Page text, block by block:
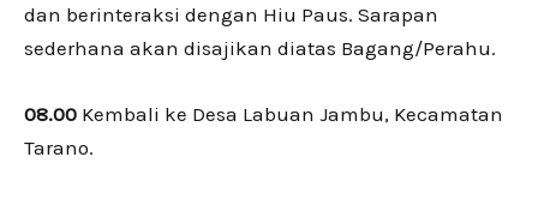
dan berinteraksi dengan Hiu Paus. Sarapan
sederhana akan disajikan diatas Bagang/Perahu.
08.00 Kembali ke Desa Labuan Jambu, Kecamatan
Tarano.